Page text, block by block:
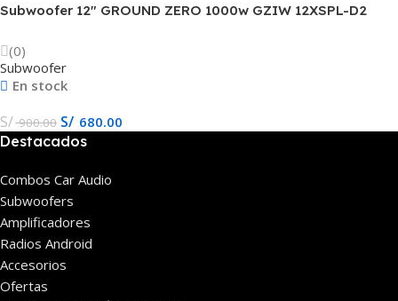
Subwoofer 12″ GROUND ZERO 1000w GZIW 12XSPL-D2
(0)
Subwoofer
En stock
S/900.00 S/ 680.00
Destacados
Combos Car Audio
Subwoofers
Amplificadores
Radios Android
Accesorios
Ofertas